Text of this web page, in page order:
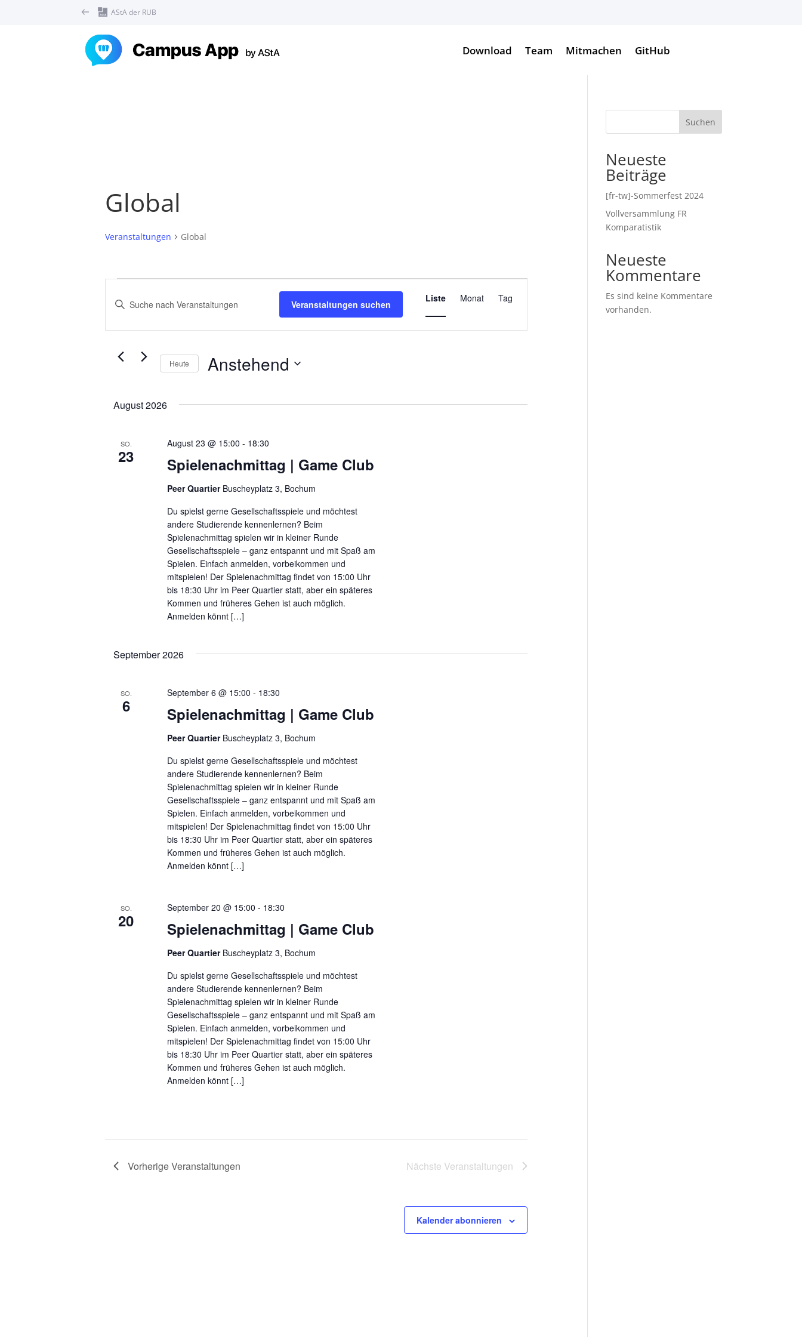
AStA der RUB
Download Team Mitmachen GitHub
Global
Veranstaltungen Global
Veranstaltungen
Veranstaltungen
Suche
Ansichten,
Navigation
Bitte
nach
Veranstaltungen
Veranstaltungen suchen
Veranstaltung
Ansichten-
Liste Monat Tag
Heute Anstehend
August 2026
SO.
23 Spielenachmittag | Game Club
August 23 @ 15:00 - 18:30
Peer Quartier Buscheyplatz 3, Bochum
Du spielst gerne Gesellschaftsspiele und möchtest
andere Studierende kennenlernen? Beim
Spielenachmittag spielen wir in kleiner Runde
Gesellschaftsspiele – ganz entspannt und mit Spaß am
Spielen. Einfach anmelden, vorbeikommen und
mitspielen! Der Spielenachmittag findet von 15:00 Uhr
bis 18:30 Uhr im Peer Quartier statt, aber ein späteres
Kommen und früheres Gehen ist auch möglich.
Anmelden könnt […]
September 2026
SO.
6 Spielenachmittag | Game Club
September 6 @ 15:00 - 18:30
Peer Quartier Buscheyplatz 3, Bochum
Du spielst gerne Gesellschaftsspiele und möchtest
andere Studierende kennenlernen? Beim
Spielenachmittag spielen wir in kleiner Runde
Gesellschaftsspiele – ganz entspannt und mit Spaß am
Spielen. Einfach anmelden, vorbeikommen und
mitspielen! Der Spielenachmittag findet von 15:00 Uhr
bis 18:30 Uhr im Peer Quartier statt, aber ein späteres
Kommen und früheres Gehen ist auch möglich.
Anmelden könnt […]
SO.
20 Spielenachmittag | Game Club
September 20 @ 15:00 - 18:30
Peer Quartier Buscheyplatz 3, Bochum
Du spielst gerne Gesellschaftsspiele und möchtest
andere Studierende kennenlernen? Beim
Spielenachmittag spielen wir in kleiner Runde
Gesellschaftsspiele – ganz entspannt und mit Spaß am
Spielen. Einfach anmelden, vorbeikommen und
mitspielen! Der Spielenachmittag findet von 15:00 Uhr
bis 18:30 Uhr im Peer Quartier statt, aber ein späteres
Kommen und früheres Gehen ist auch möglich.
Anmelden könnt […]
VorherigeVeranstaltungen Nächste Veranstaltungen
Kalender abonnieren
Suchen
Neueste
Beiträge
[fr-tw]-Sommerfest 2024
Vollversammlung FR
Komparatistik
Neueste
Kommentare
Es sind keine Kommentare
vorhanden.